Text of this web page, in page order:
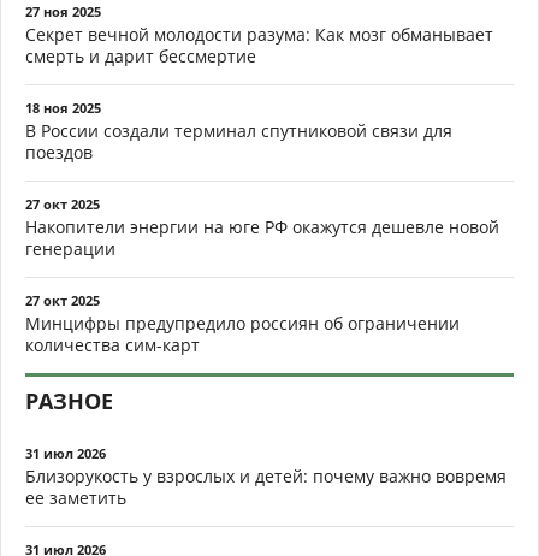
27 ноя 2025
Секрет вечной молодости разума: Как мозг обманывает
смерть и дарит бессмертие
18 ноя 2025
В России создали терминал спутниковой связи для
поездов
27 окт 2025
Накопители энергии на юге РФ окажутся дешевле новой
генерации
27 окт 2025
Минцифры предупредило россиян об ограничении
количества сим-карт
РАЗНОЕ
31 июл 2026
Близорукость у взрослых и детей: почему важно вовремя
ее заметить
31 июл 2026